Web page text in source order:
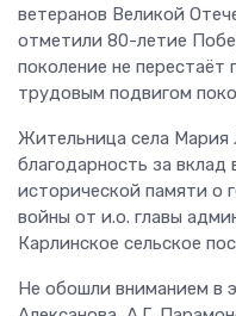
ветеранов Великой
отметили 80-летие
поколение не
трудовым подвигом
Жительница села Мария
благодарность за вклад
исторической памяти о
войны от и.о. главы
Карлинское сельское
Не обошли вниманием в